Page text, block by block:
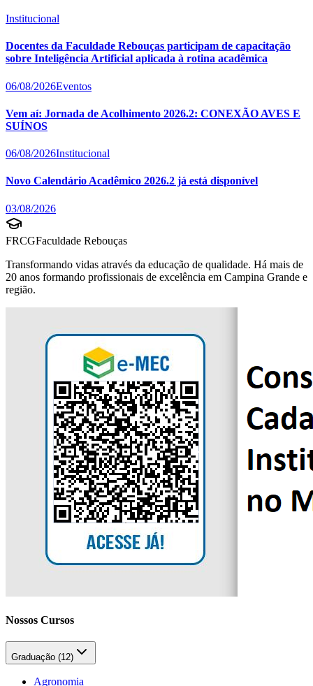
Institucional
Docentes da Faculdade Rebouças participam de capacitação
sobre Inteligência Artificial aplicada à rotina acadêmica
06/08/2026Eventos
Vem aí: Jornada de Acolhimento 2026.2: CONEXÃO AVES E
SUÍNOS
06/08/2026Institucional
Novo Calendário Acadêmico 2026.2 já está disponível
03/08/2026
FRCGFaculdade Rebouças
Transformando vidas através da educação de qualidade. Há mais de
20 anos formando profissionais de excelência em Campina Grande e
região.
Nossos Cursos
Graduação (12)
Agronomia